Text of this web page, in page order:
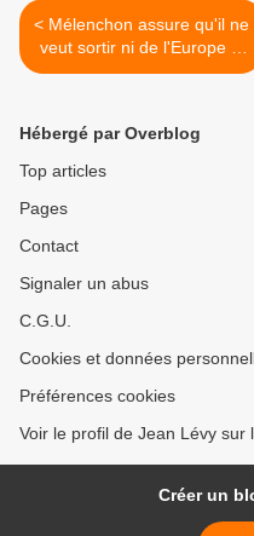
< Mélenchon assure qu'il ne
veut sortir ni de l'Europe ni
de l'euro.. : une déclaration
Hébergé par Overblog
Top articles
Pages
Contact
Signaler un abus
C.G.U.
Cookies et données
Préférences cookies
Voir le profil de Jean Lévy sur
Créer un